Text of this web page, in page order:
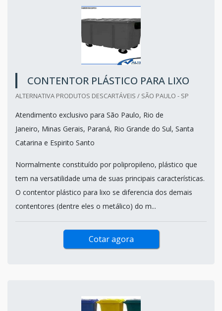
CONTENTOR PLÁSTICO PARA LIXO
ALTERNATIVA PRODUTOS DESCARTÁVEIS / SÃO PAULO - SP
Atendimento exclusivo para São Paulo, Rio de
Janeiro, Minas Gerais, Paraná, Rio Grande do Sul, Santa
Catarina e Espirito Santo
Normalmente constituído por polipropileno, plástico que
tem na versatilidade uma de suas principais características.
O contentor plástico para lixo se diferencia dos demais
contentores (dentre eles o metálico) do m...
Cotar agora